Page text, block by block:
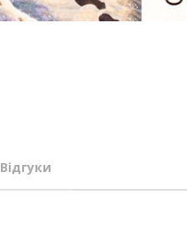
Відгуки